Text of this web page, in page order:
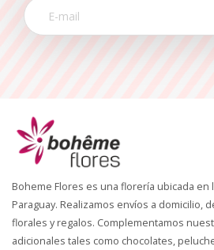
Boheme Flores es una florería ubicada en
Paraguay. Realizamos envíos a domicilio,
florales y regalos. Complementamos
adicionales tales como chocolates,